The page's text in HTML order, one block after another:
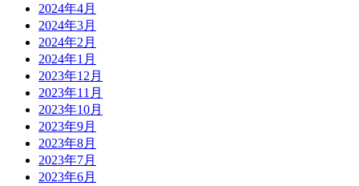
2024年4月
2024年3月
2024年2月
2024年1月
2023年12月
2023年11月
2023年10月
2023年9月
2023年8月
2023年7月
2023年6月